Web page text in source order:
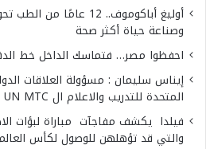
أوليغ أباكوموف.. 12
وصناعة حياة أكثر صحة
احفظوا مصر… فتماسك الداخل خط
إيناس سليمان : مسؤولة العلاقات
المتحدة للتدريب والاعلام ال UN MTC
فيلدا يكشف مفاجآت مباراة لبؤات
والتي قد تؤهلهن للوصول لكأس